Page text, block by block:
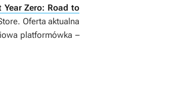
Year Zero: Road to
Oferta aktualna
platformówka –